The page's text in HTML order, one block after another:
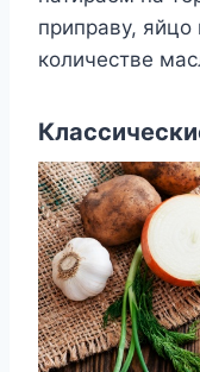
приправу,
количестве